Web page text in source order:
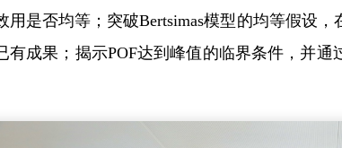
用是否均等；突破Bertsimas模型的均等假设
有成果；揭示POF达到峰值的临界条件，并